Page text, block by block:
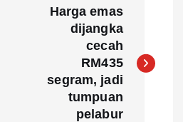
Harga emas
dijangka
cecah
RM435
segram, jadi
tumpuan
pelabur